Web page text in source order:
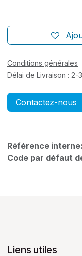
Conditions générales
Délai de Livraison : 2-
Contactez-nous
Référence interne:
Code par défaut
Liens utiles